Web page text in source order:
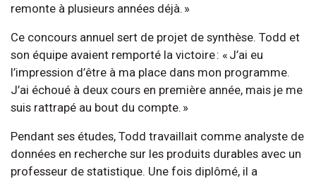
remonte à plusieurs années déjà. »
Ce concours annuel sert de projet de synthèse. Todd et
son équipe avaient remporté la victoire : « J’ai eu
l’impression d’être à ma place dans mon programme.
J’ai échoué à deux cours en première année, mais je me
suis rattrapé au bout du compte. »
Pendant ses études, Todd travaillait comme analyste de
données en recherche sur les produits durables avec un
professeur de statistique. Une fois diplômé, il a